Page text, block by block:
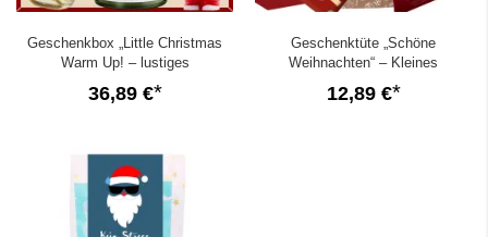
Geschenkbox „Little Christmas
Warm Up! – lustiges
Weihnachtsgeschenk (Set 3)
36,89 €
Geschenktüte „Schöne
Weihnachten“ – Kleines
Weihnachtsgeschenk (Bär – Set 5)
12,89 €